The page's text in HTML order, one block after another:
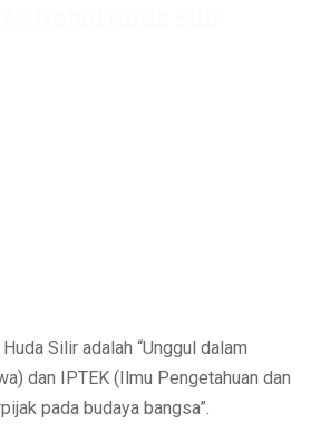
Silir adalah “Unggul dalam
dan IPTEK (Ilmu Pengetahuan dan
pada budaya bangsa”.